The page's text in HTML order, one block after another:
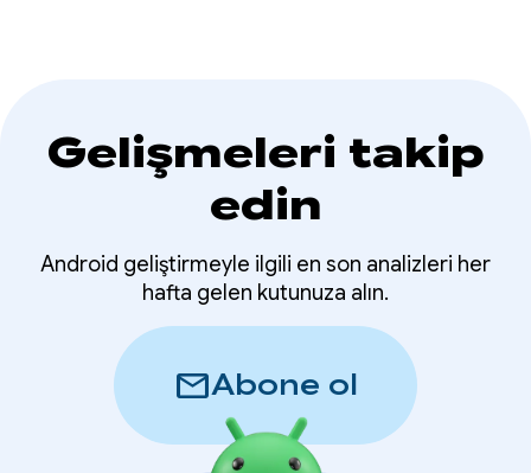
Gelişmeleri takip
edin
Android geliştirmeyle ilgili en son analizleri her
hafta gelen kutunuza alın.
mailAbone ol